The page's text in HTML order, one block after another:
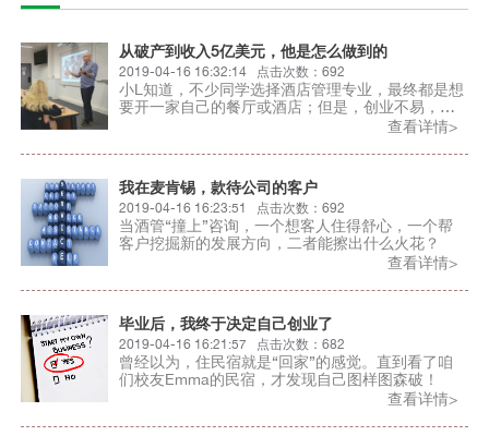
从破产到收入5亿美元，他是怎么做到的
2019-04-16 16:32:14 点击次数：692
小L知道，不少同学选择酒店管理专业，最终都是想
要开一家自己的餐厅或酒店；但是，创业不易，怎
查看详情>
我在麦肯锡，款待公司的客户
2019-04-16 16:23:51 点击次数：692
当酒管“撞上”咨询，一个想客人住得舒心，一个帮
客户挖掘新的发展方向，二者能擦出什么火花？
查看详情>
毕业后，我终于决定自己创业了
2019-04-16 16:21:57 点击次数：682
曾经以为，住民宿就是“回家”的感觉。直到看了咱
们校友Emma的民宿，才发现自己图样图森破！
查看详情>